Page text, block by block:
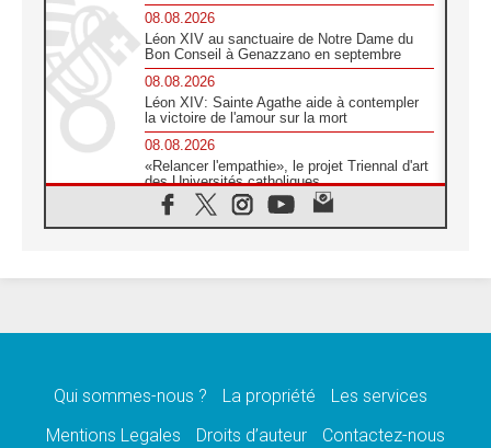
08.08.2026
Léon XIV au sanctuaire de Notre Dame du
Bon Conseil à Genazzano en septembre
08.08.2026
Léon XIV: Sainte Agathe aide à contempler
la victoire de l'amour sur la mort
08.08.2026
«Relancer l'empathie», le projet Triennal d'art
des Universités catholiques
08.08.2026
Signis 2026, donner la parole aux religieuses
07.08.2026
07.08.2026
de l'Assomption et mémoire nationale
Qui sommes-nous ? La propriété
Les services
Mentions Legales
Droits d’auteur Contactez-nous